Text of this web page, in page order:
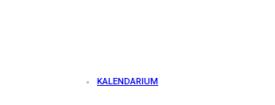
KALENDARIUM